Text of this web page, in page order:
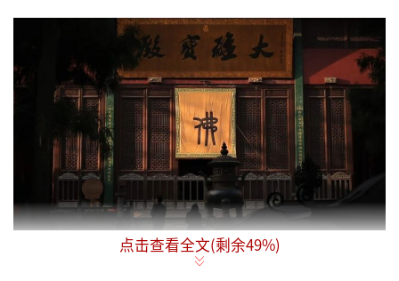
问：“三宝”是什么？
点击查看全文(剩余49%)